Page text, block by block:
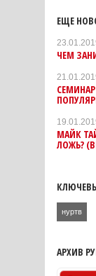
ЕЩЕ
ЧЕМ
МАЙК
ЛОЖЬ?
нуртв
АРХИВ